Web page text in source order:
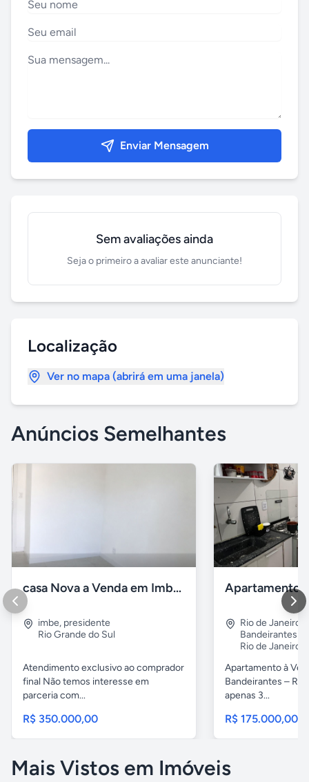
Enviar Mensagem
Sem avaliações ainda
Seja o primeiro a avaliar este anunciante!
Localização
Ver no mapa (abrirá em uma janela)
Anúncios Semelhantes
casa Nova a Venda em Imbé / rs
imbe, presidente
Rio Grande do Sul
Atendimento exclusivo ao comprador
final Não temos interesse em
parceria com...
R$ 350.000,00
Rio de Janeiro
Bandeirantes
Rio de Janeiro
Apartamento à
Bandeirantes – Rio
apenas 3...
R$ 175.000,00
Mais Vistos em Imóveis